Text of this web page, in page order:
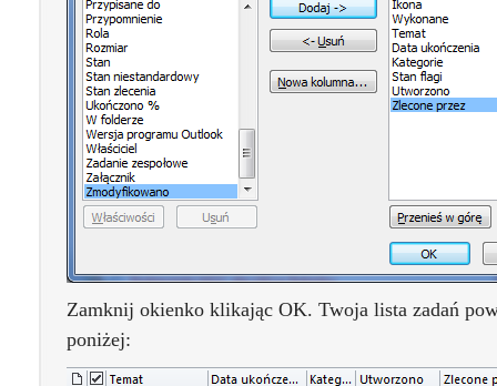
Zamknij okienko klikając OK. Twoja lista zadań
poniżej: